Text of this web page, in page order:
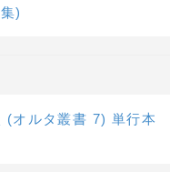
)
(オルタ叢書 7) 単行本